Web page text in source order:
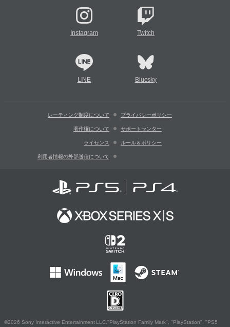
Instagram Twitch
LINE Bluesky
レーティング制度について プライバシーポリシー
著作権について サポートセンター
ライセンス ルール＆ポリシー
利用者情報の外部送信について
©2026 Sony Interactive Entertainment LLC."PlayStation Family Mark", "PlayStation", "PS5